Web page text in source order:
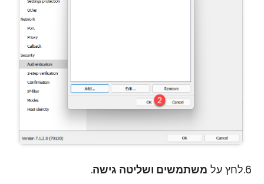
לחץ על משתמשים ושליטה גישה.